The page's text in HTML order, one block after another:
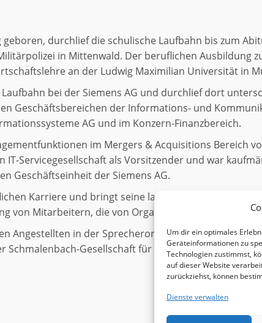
Um dir ein optimales
Geräteinformationen zu
Technologien zustimmst,
auf dieser Website
zurückziehst, können
Dienste verwalten
durchlief die schulische Laufbahn bis zum
in Mittenwald. Der beruflichen Ausbildung
an der Ludwig Maximilian Universität in
bei der Siemens AG und durchlief dort
Geschäftsbereichen der Informations- und
AG und im Konzern-Finanzbereich.
im Mergers & Acquisitions Bereich
Servicegesellschaft als Vorsitzender und war
Geschäftseinheit der Siemens AG.
Karriere und bringt seine langjährigen
von Mitarbeitern, die von Organisationsänderungen
Angestellten in der Sprecherorganisation der
Schmalenbach-Gesellschaft für Betriebswirtschaft.